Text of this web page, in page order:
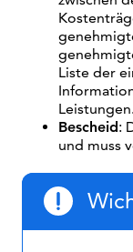
Liste der
Leistungen.
Bescheid:
und muss